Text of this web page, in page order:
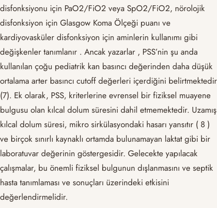
disfonksiyonu için PaO2/FiO2 veya SpO2/FiO2, nörolojik
disfonksiyon için Glasgow Koma Ölçeği puanı ve
kardiyovasküler disfonksiyon için aminlerin kullanımı gibi
değişkenler tanımlanır . Ancak yazarlar , PSS’nin şu anda
kullanılan çoğu pediatrik kan basıncı değerinden daha düşük
ortalama arter basıncı cutoff değerleri içerdiğini belirtmektedir
(7). Ek olarak, PSS, kriterlerine evrensel bir fiziksel muayene
bulgusu olan kılcal dolum süresini dahil etmemektedir. Uzamış
kılcal dolum süresi, mikro sirkülasyondaki hasarı yansıtır ( 8 )
ve birçok sınırlı kaynaklı ortamda bulunamayan laktat gibi bir
laboratuvar değerinin göstergesidir. Gelecekte yapılacak
çalışmalar, bu önemli fiziksel bulgunun dışlanmasını ve septik
hasta tanımlaması ve sonuçları üzerindeki etkisini
değerlendirmelidir.